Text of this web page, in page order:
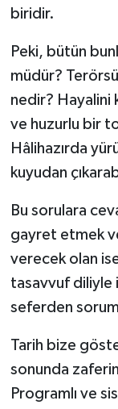
biridir.
Peki, bütün
müdür?
nedir? Hayalini
ve huzurlu bir
Hâlihazırda
kuyudan
Bu sorulara
gayret etmek
verecek olan
tasavvuf diliyle
seferden
Tarih bize
sonunda
Programlı ve